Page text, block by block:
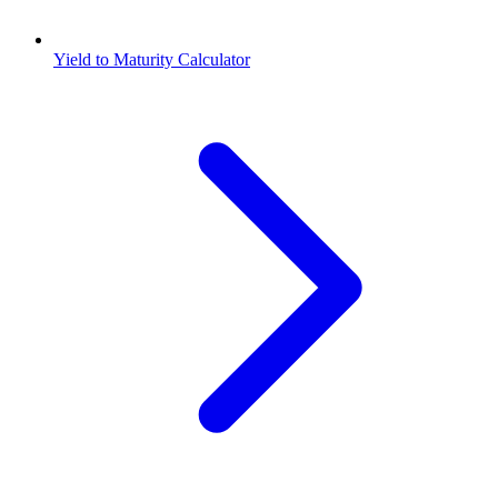
Yield to Maturity Calculator